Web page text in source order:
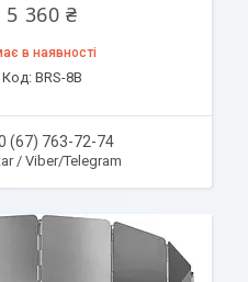
5 360 ₴
в наявності
BRS-8B
(67) 763-72-74
/ Viber/Telegram